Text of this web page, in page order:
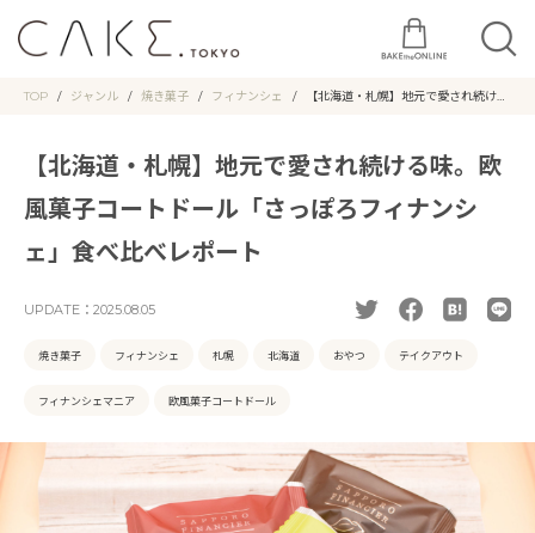
TOP ジャンル 焼き菓子 フィナンシェ
【北海道・札幌】地元で愛され続ける
【北海道・札幌】地元で愛され続ける味。欧
風菓子コートドール「さっぽろフィナンシ
ェ」食べ比べレポート
UPDATE： 2025.08.05
焼き菓子 フィナンシェ 札幌 北海道 おやつ テイクアウト
フィナンシェマニア 欧風菓子コートドール